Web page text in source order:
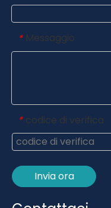
* Messaggio
* codice di verifica
Invia ora